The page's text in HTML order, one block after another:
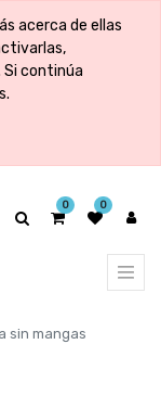
acerca de ellas
Si continúa
0 0
sin mangas